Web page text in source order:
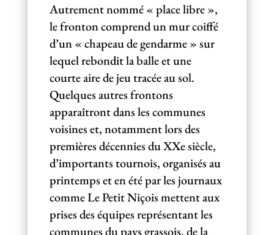
Autrement nommé « place libre »,
le fronton comprend un mur coiffé
d’un « chapeau de gendarme » sur
lequel rebondit la balle et une
courte aire de jeu tracée au sol.
Quelques autres frontons
apparaîtront dans les communes
voisines et, notamment lors des
premières décennies du XXe siècle,
d’importants tournois, organisés au
printemps et en été par les journaux
comme Le Petit Niçois mettent aux
prises des équipes représentant les
communes du pays grassois, de la